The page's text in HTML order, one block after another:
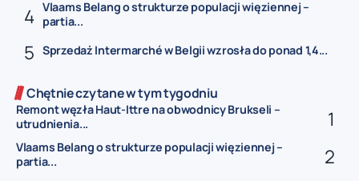
Vlaams Belang o strukturze populacji więziennej –
partia...
Sprzedaż Intermarché w Belgii wzrosła do ponad 1,4...
Chętnie czytane w tym tygodniu
Remont węzła Haut-Ittre na obwodnicy Brukseli –
utrudnienia...
Vlaams Belang o strukturze populacji więziennej –
partia...